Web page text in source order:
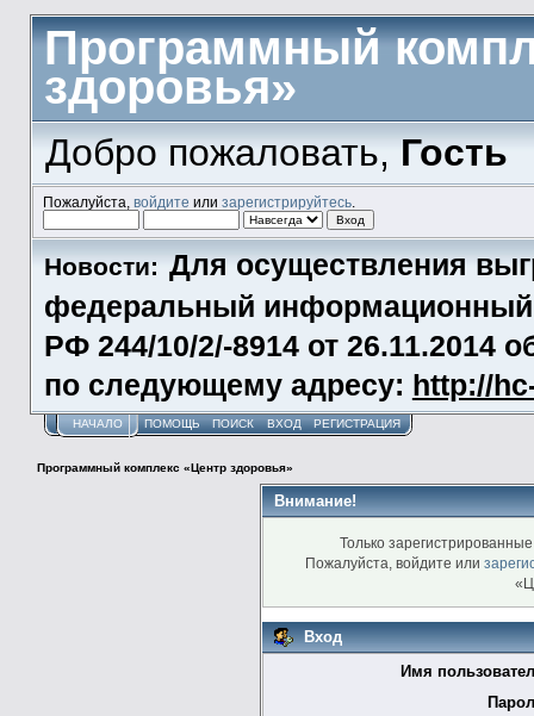
Программный
здоровья»
Добро пожаловать,Гость
Пожалуйста, войдите или зарегистрируйтесь.
Новости: Для осуществления
федеральный информационный
РФ 244/10/2/-8914 от 26.11.2014
по следующему адресу: http://
НАЧАЛО ПОМОЩЬ ПОИСК ВХОД РЕГИСТРАЦИЯ
Программный комплекс «Центр здоровья»
Внимание!
Только
Пожалуйста, войдите или
Вход
Имя